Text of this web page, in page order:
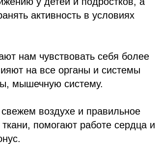
активность в условиях
нам чувствовать себя более
на все органы и системы
мышечную систему.
воздухе и правильное
помогают работе сердца и